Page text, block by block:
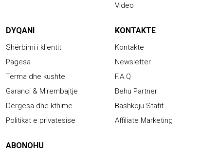
Video
DYQANI
Shërbimi i klientit
Pagesa
Terma dhe kushte
Garanci & Mirembajtje
Dërgesa dhe kthime
Politikat e privatesise
KONTAKTE
Kontakte
Newsletter
F.A.Q
Behu Partner
Bashkoju Stafit
Affiliate Marketing
ABONOHU